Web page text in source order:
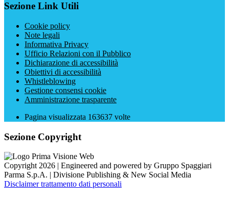
Sezione Link Utili
Cookie policy
Note legali
Informativa Privacy
Ufficio Relazioni con il Pubblico
Dichiarazione di accessibilità
Obiettivi di accessibilità
Whistleblowing
Gestione consensi cookie
Amministrazione trasparente
Pagina visualizzata 163637 volte
Sezione Copyright
Copyright 2026 | Engineered and powered by Gruppo Spaggiari
Parma S.p.A. | Divisione Publishing & New Social Media
Disclaimer trattamento dati personali